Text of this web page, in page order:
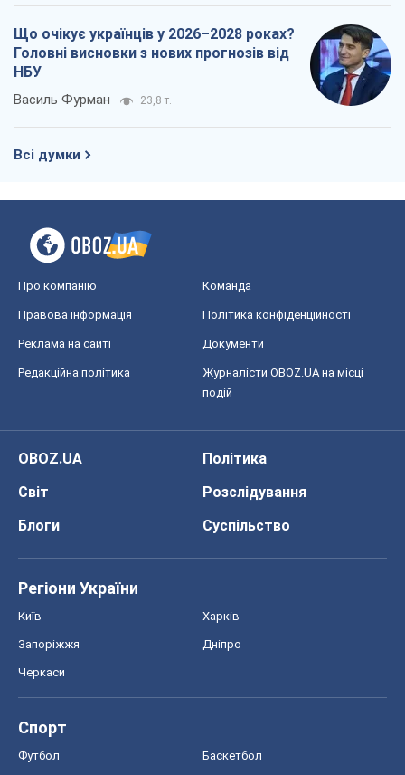
Що очікує українців у 2026–2028 роках?
Головні висновки з нових прогнозів від
НБУ
Василь Фурман 23,8 т.
Всі думки
Про компанію Команда
Правова інформація Політика конфіденційності
Реклама на сайті Документи
Редакційна політика
Журналісти OBOZ.UA на місці
подій
OBOZ.UA
Політика
Світ
Розслідування
Блоги
Суспільство
Регіони України
Київ Харків
Запоріжжя Дніпро
Черкаси
Спорт
Футбол Баскетбол